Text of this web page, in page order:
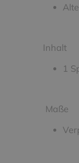
Inhalt
1
Maße